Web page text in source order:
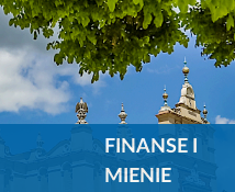
FINANSE I
MIENIE